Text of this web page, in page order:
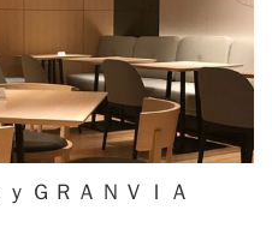
ＧＲＡＮＶＩＡ